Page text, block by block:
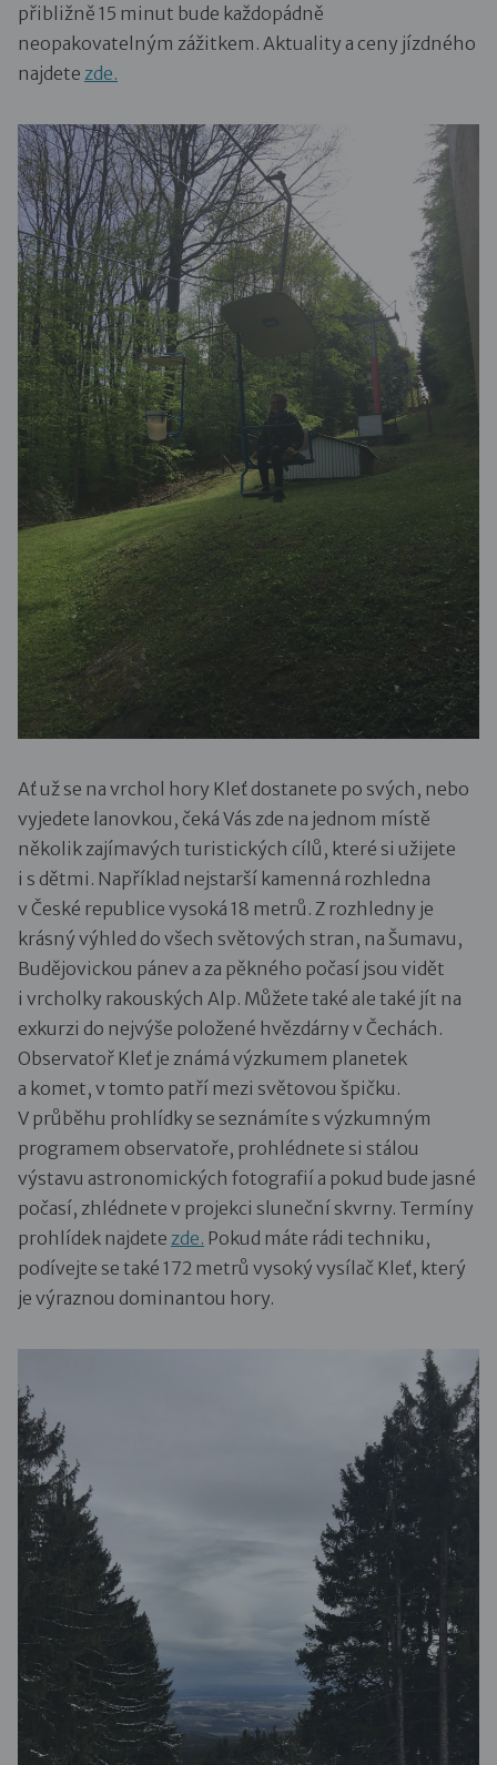
přibližně 15 minut bude každopádně
neopakovatelným zážitkem. Aktuality a ceny jízdného
najdete zde.
Ať už se na vrchol hory Kleť dostanete po svých, nebo
vyjedete lanovkou, čeká Vás zde na jednom místě
několik zajímavých turistických cílů, které si užijete
i s dětmi. Například nejstarší kamenná rozhledna
v České republice vysoká 18 metrů. Z rozhledny je
krásný výhled do všech světových stran, na Šumavu,
Budějovickou pánev a za pěkného počasí jsou vidět
i vrcholky rakouských Alp. Můžete také ale také jít na
exkurzi do nejvýše položené hvězdárny v Čechách.
Observatoř Kleť je známá výzkumem planetek
a komet, v tomto patří mezi světovou špičku.
V průběhu prohlídky se seznámíte s výzkumným
programem observatoře, prohlédnete si stálou
výstavu astronomických fotografií a pokud bude jasné
počasí, zhlédnete v projekci sluneční skvrny. Termíny
prohlídek najdete zde. Pokud máte rádi techniku,
podívejte se také 172 metrů vysoký vysílač Kleť, který
je výraznou dominantou hory.